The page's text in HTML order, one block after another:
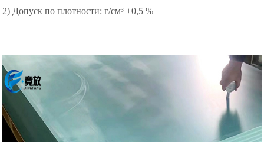
2) Допуск по плотности: г/см³ ±0,5 %